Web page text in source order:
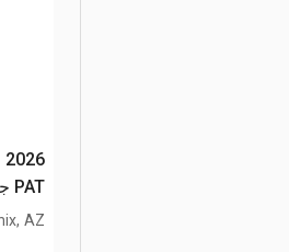
PAT جرار انزلاقي التوجيه (Unused)
AZ